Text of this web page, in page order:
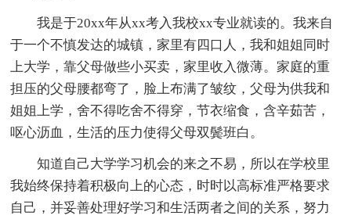
我是于20xx年从xx考入我校xx专业就读的。我来自
于一个不慎发达的城镇，家里有四口人，我和姐姐同时
上大学，靠父母做些小买卖，家里收入微薄。家庭的重
担压的父母腰都弯了，脸上布满了皱纹，父母为供我和
姐姐上学，舍不得吃舍不得穿，节衣缩食，含辛茹苦，
呕心沥血，生活的压力使得父母双鬓班白。
知道自己大学学习机会的来之不易，所以在学校里
我始终保持着积极向上的心态，时时以高标准严格要求
自己，并妥善处理好学习和生活两者之间的关系，努力